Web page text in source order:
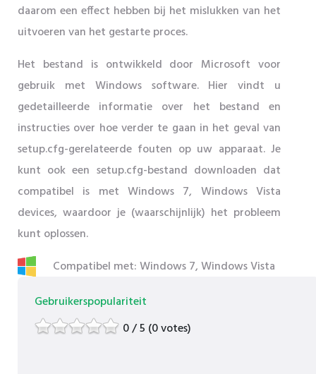
daarom een ​​effect hebben bij het mislukken van het
uitvoeren van het gestarte proces.
Het bestand is ontwikkeld door Microsoft voor
gebruik met Windows software. Hier vindt u
gedetailleerde informatie over het bestand en
instructies over hoe verder te gaan in het geval van
setup.cfg-gerelateerde fouten op uw apparaat. Je
kunt ook een setup.cfg-bestand downloaden dat
compatibel is met Windows 7, Windows Vista
devices, waardoor je (waarschijnlijk) het probleem
kunt oplossen.
Compatibel met: Windows 7, Windows Vista
Gebruikerspopulariteit
0 / 5 (0 votes)